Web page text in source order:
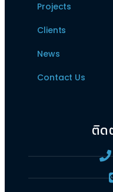
Projects
Clients
News
Contact Us
ติด